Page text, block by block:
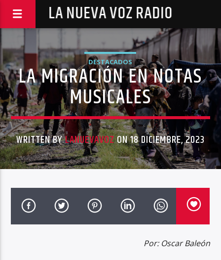
LA NUEVA VOZ RADIO
DESTACADOS
LA MIGRACIÓN EN NOTAS
MUSICALES
WRITTEN BYLANUEVAVOZON 18 DICIEMBRE, 2023
Por: Oscar Baleón